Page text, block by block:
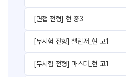
[면접 전형] 현 중3
[무시험 전형] 챌린저_현 고1
[무시험 전형] 마스터_현 고1